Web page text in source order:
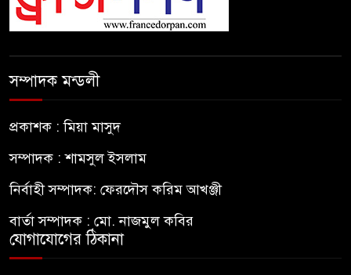
সম্পাদক মন্ডলী
প্রকাশক : মিয়া মাসুদ
সম্পাদক : শামসুল ইসলাম
নির্বাহী সম্পাদক: ফেরদৌস করিম আখঞ্জী
বার্তা সম্পাদক : মো. নাজমুল কবির
যোগাযোগের ঠিকানা